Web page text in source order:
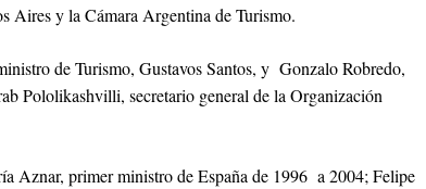
Aires y la Cámara Argentina de Turismo.
de Turismo, Gustavos Santos, y Gonzalo Robredo,
Pololikashvilli, secretario general de la Organización
Aznar, primer ministro de España de 1996 a 2004; Felipe